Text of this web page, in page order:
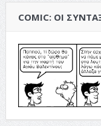
COMIC: ΟΙ